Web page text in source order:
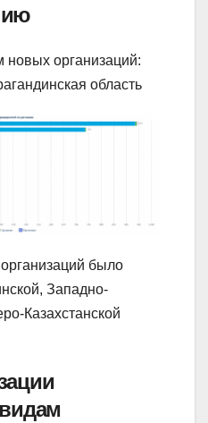
организаций:
область
было
Западно-
Казахстанской